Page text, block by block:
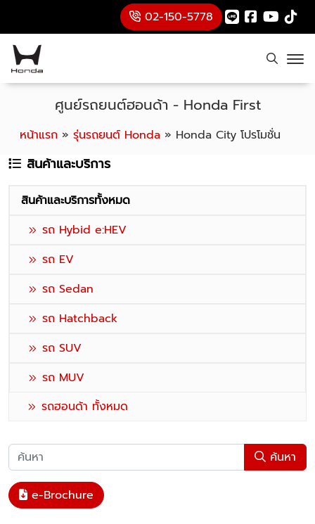
02-150-5778
หน้าแรก » รุ่นรถยนต์ Honda » Honda City โปรโมชั่น
ศูนย์รถยนต์ฮอนด้า - Honda First
สินค้าและบริการ
สินค้าและบริการทั้งหมด
รถ Hybid e:HEV
รถ EV
รถ Sedan
รถ Hatchback
รถ SUV
รถ MUV
รถฮอนด้า ทั้งหมด
ค้นหา
e-Brochure